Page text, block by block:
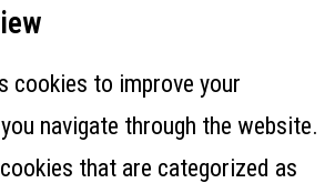
cookies to improve your
navigate through the website.
that are categorized as